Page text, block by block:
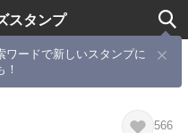
スタンプ
ワードで新しいスタンプに
コギまるけ
566